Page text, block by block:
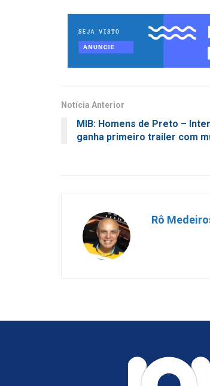
Notícia Anterior
MIB: Homens de Preto –
ganha primeiro trailer com
Rô